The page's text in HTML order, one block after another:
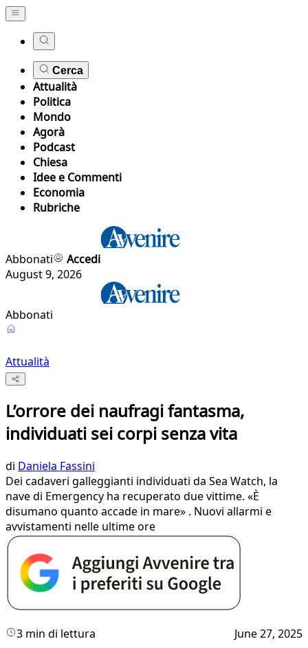
Cerca
Attualità
Politica
Mondo
Agorà
Podcast
Chiesa
Idee e Commenti
Economia
Rubriche
Abbonati
Accedi
August 9, 2026
Abbonati
Attualità
L’orrore dei naufragi fantasma,
individuati sei corpi senza vita
di Daniela Fassini
Dei cadaveri galleggianti individuati da Sea Watch, la
nave di Emergency ha recuperato due vittime. «È
disumano quanto accade in mare» . Nuovi allarmi e
avvistamenti nelle ultime ore
3 min di lettura June 27, 2025